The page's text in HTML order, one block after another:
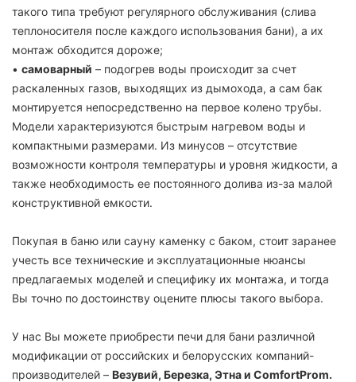
такого типа требуют регулярного обслуживания (слива
теплоносителя после каждого использования бани), а их
монтаж обходится дороже;
• самоварный – подогрев воды происходит за счет
раскаленных газов, выходящих из дымохода, а сам бак
монтируется непосредственно на первое колено трубы.
Модели характеризуются быстрым нагревом воды и
компактными размерами. Из минусов – отсутствие
возможности контроля температуры и уровня жидкости, а
также необходимость ее постоянного долива из-за малой
конструктивной емкости.
Покупая в баню или сауну каменку с баком, стоит заранее
учесть все технические и эксплуатационные нюансы
предлагаемых моделей и специфику их монтажа, и тогда
Вы точно по достоинству оцените плюсы такого выбора.
У нас Вы можете приобрести печи для бани различной
модификации от российских и белорусских компаний-
производителей – Везувий, Березка, Этна и ComfortProm.